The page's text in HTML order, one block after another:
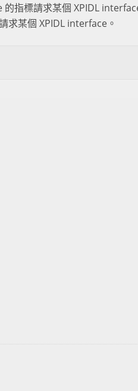
的指標請求某個 XPIDL
求某個 XPIDL interface。